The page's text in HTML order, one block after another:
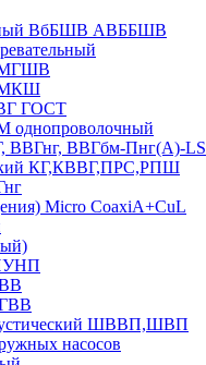
ВбБШВ АВББШВ
МГШВ
МКШ
ГОСТ
однопроволочный
ВВГнг, ВВГбм-Пнг(А)-LS
КГ,КВВГ,ПРС,РПШ
Micro CoaxiA+CuL
ШВВП,ШВП
насосов